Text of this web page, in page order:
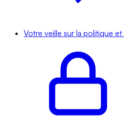
Votre veille sur la politique